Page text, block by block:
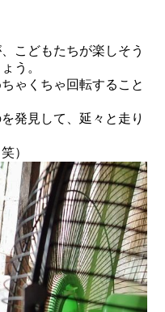
こどもたちが楽しそう
う。
ちゃくちゃ回転すること
発見して、延々と走り
）